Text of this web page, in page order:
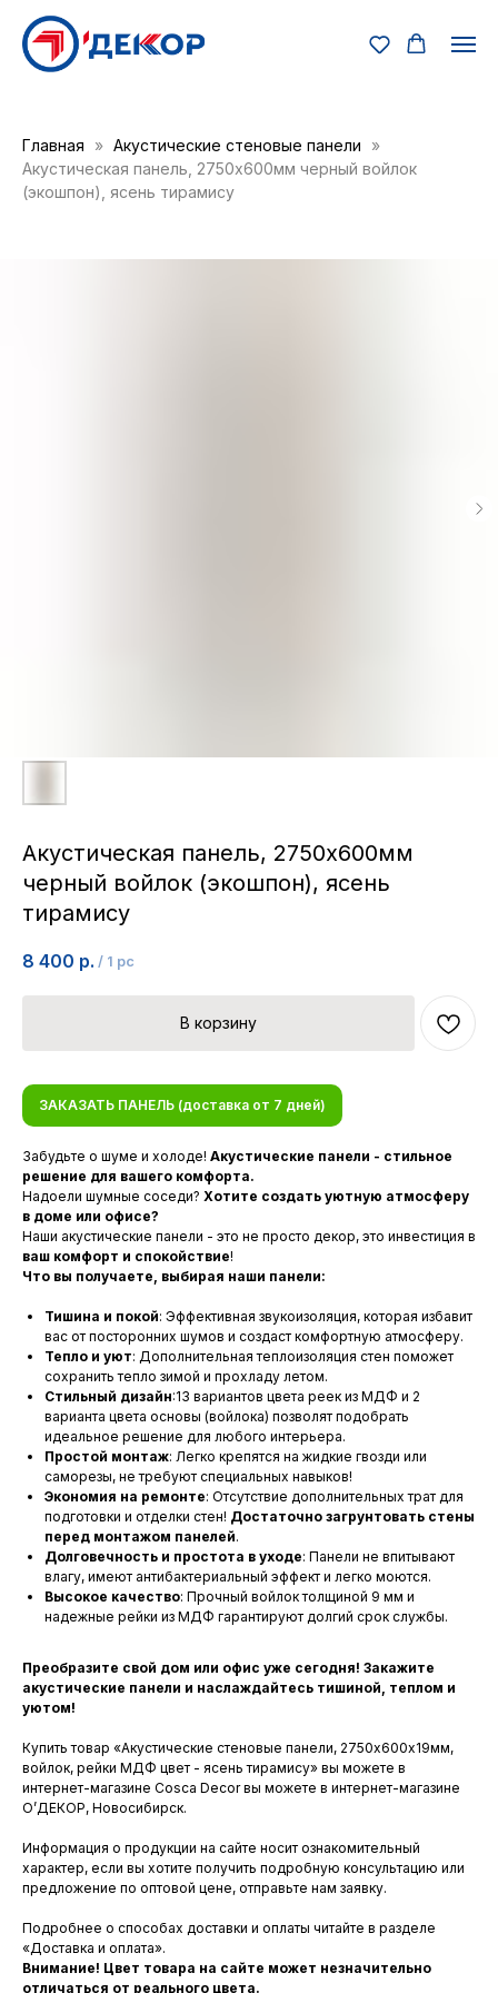
Главная
Акустические стеновые панели
Акустическая панель, 2750x600мм черный войлок
(экошпон), ясень тирамису
Акустическая панель, 2750x600мм
черный войлок (экошпон), ясень
тирамису
8 400 р. / 1 pc
В корзину
ЗАКАЗАТЬ ПАНЕЛЬ (доставка от 7 дней)
Забудьте о шуме и холоде! Акустические панели - стильное
решение для вашего комфорта.
Надоели шумные соседи? Хотите создать уютную атмосферу
в доме или офисе?
Наши акустические панели - это не просто декор, это инвестиция в
ваш комфорт и спокойствие!
Что вы получаете, выбирая наши панели:
Тишина и покой: Эффективная звукоизоляция, которая избавит
вас от посторонних шумов и создаст комфортную атмосферу.
Тепло и уют: Дополнительная теплоизоляция стен поможет
сохранить тепло зимой и прохладу летом.
Стильный дизайн:13 вариантов цвета реек из МДФ и 2
варианта цвета основы (войлока) позволят подобрать
идеальное решение для любого интерьера.
Простой монтаж: Легко крепятся на жидкие гвозди или
саморезы, не требуют специальных навыков!
Экономия на ремонте: Отсутствие дополнительных трат для
подготовки и отделки стен! Достаточно загрунтовать стены
перед монтажом панелей.
Долговечность и простота в уходе: Панели не впитывают
влагу, имеют антибактериальный эффект и легко моются.
Высокое качество: Прочный войлок толщиной 9 мм и
надежные рейки из МДФ гарантируют долгий срок службы.
Преобразите свой дом или офис уже сегодня! Закажите
акустические панели и наслаждайтесь тишиной, теплом и
уютом!
Купить товар «Акустические стеновые панели, 2750х600х19мм,
войлок, рейки МДФ цвет - ясень тирамису» вы можете в
интернет-магазине Cosca Decor вы можете в интернет-магазине
О’ДЕКОР, Новосибирск.
Информация о продукции на сайте носит ознакомительный
характер, если вы хотите получить подробную консультацию или
предложение по оптовой цене, отправьте нам заявку.
Подробнее о способах доставки и оплаты читайте в разделе
«Доставка и оплата».
Внимание! Цвет товара на сайте может незначительно
отличаться от реального цвета.